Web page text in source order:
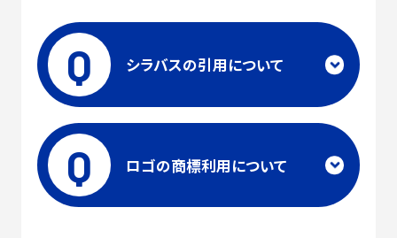
Q シラバスの引用について
Q ロゴの商標利用について